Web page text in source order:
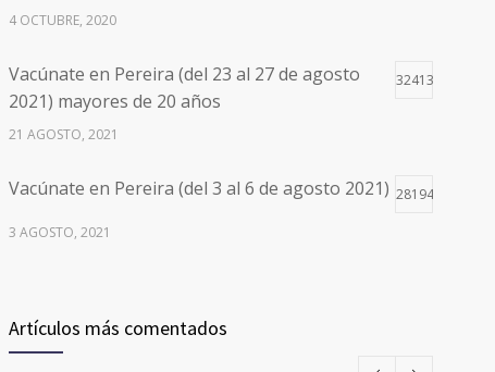
4 OCTUBRE, 2020
Vacúnate en Pereira (del 23 al 27 de agosto
2021) mayores de 20 años
32413
21 AGOSTO, 2021
Vacúnate en Pereira (del 3 al 6 de agosto 2021) 28194
3 AGOSTO, 2021
2021) mayores de 20 años
Artículos más comentados